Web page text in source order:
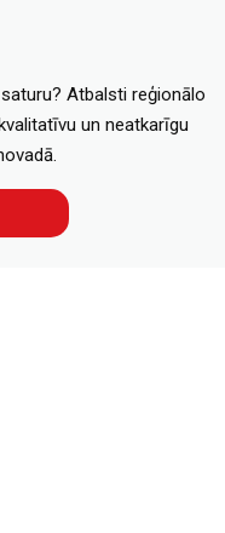
Atbalsti reģionālo
un neatkarīgu